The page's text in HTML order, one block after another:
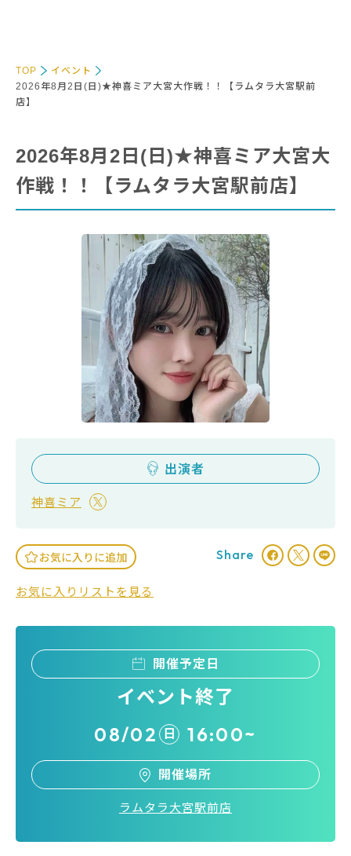
TOP
イベント
2026年8月2日(日)★神喜ミア大宮大作戦！！【ラムタラ大宮駅前
店】
2026年8月2日(日)★神喜ミア大宮大
作戦！！【ラムタラ大宮駅前店】
出演者
神喜ミア
お気に入りに追加
お気に入りリストを見る
Share
開催予定日
イベント終了
08/02 日 16:00~
開催場所
ラムタラ大宮駅前店